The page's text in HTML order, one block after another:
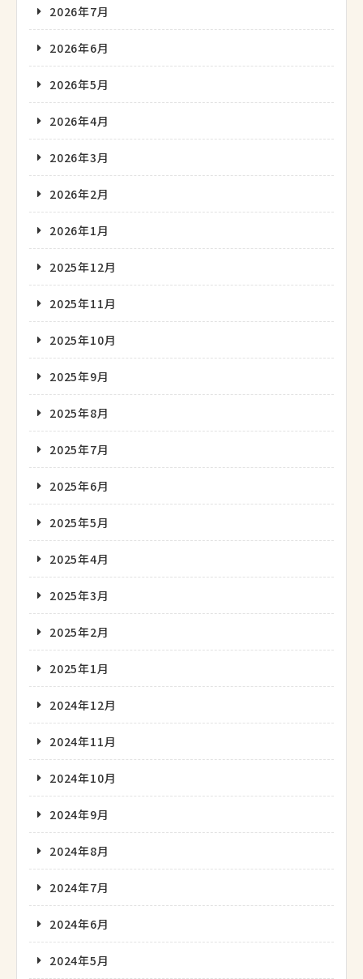
2026年7月
2026年6月
2026年5月
2026年4月
2026年3月
2026年2月
2026年1月
2025年12月
2025年11月
2025年10月
2025年9月
2025年8月
2025年7月
2025年6月
2025年5月
2025年4月
2025年3月
2025年2月
2025年1月
2024年12月
2024年11月
2024年10月
2024年9月
2024年8月
2024年7月
2024年6月
2024年5月